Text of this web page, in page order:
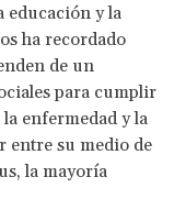
educación y la
ha recordado
de un
para cumplir
enfermedad y la
entre su medio de
la mayoría